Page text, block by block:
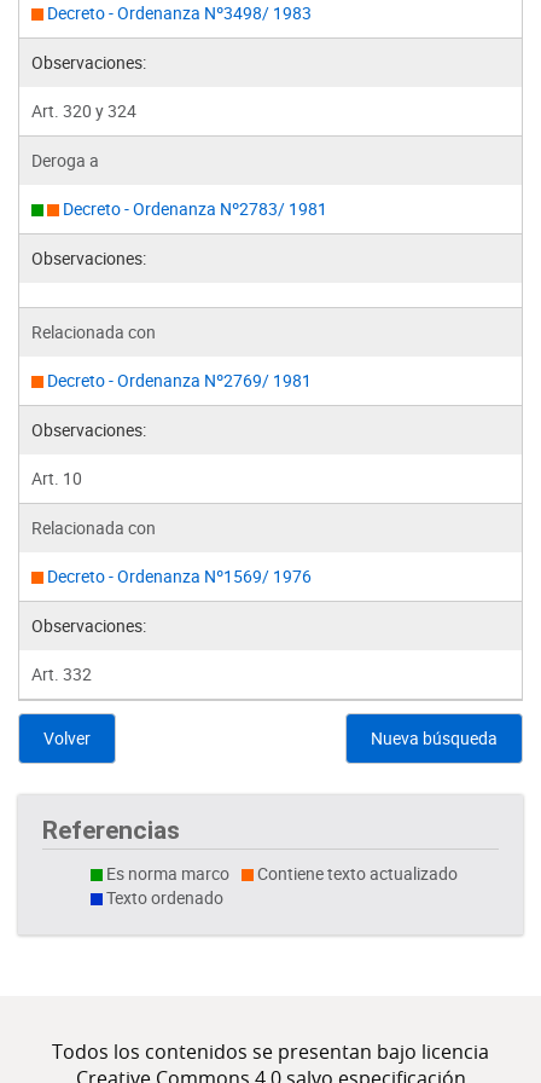
Decreto - Ordenanza Nº3498/ 1983
Observaciones:
Art. 320 y 324
Deroga a
Decreto - Ordenanza Nº2783/ 1981
Observaciones:
Relacionada con
Decreto - Ordenanza Nº2769/ 1981
Observaciones:
Art. 10
Relacionada con
Decreto - Ordenanza Nº1569/ 1976
Observaciones:
Art. 332
Volver Nueva búsqueda
Referencias
Es norma marco
Contiene texto actualizado
Texto ordenado